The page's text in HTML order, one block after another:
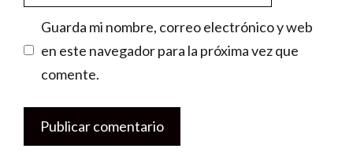
Guarda mi nombre, correo electrónico y web
en este navegador para la próxima vez que
comente.